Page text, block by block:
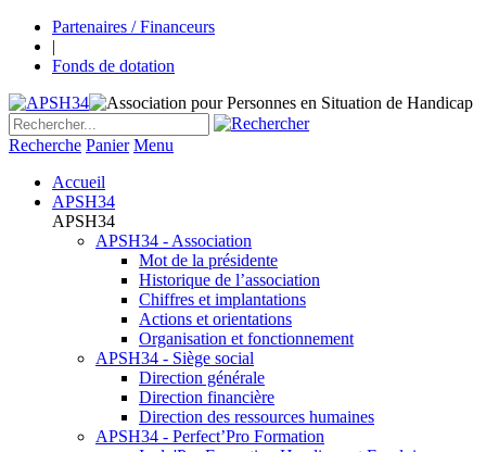
Partenaires / Financeurs
|
Fonds de dotation
Recherche Panier Menu
Accueil
APSH34
APSH34
APSH34 - Association
Mot de la présidente
Historique de l’association
Chiffres et implantations
Actions et orientations
Organisation et fonctionnement
APSH34 - Siège social
Direction générale
Direction financière
Direction des ressources humaines
APSH34 - Perfect’Pro Formation